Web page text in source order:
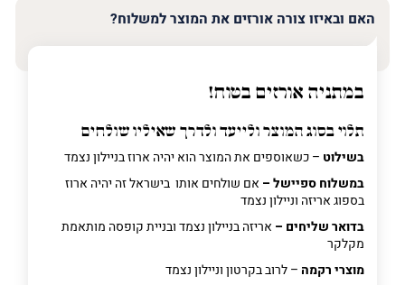
האם ובאיזו צורה אורזים את המוצר למשלוח?
במתניה אורזים בטוח!
תלוי בסוג המוצר ולייעד ולדרך שאיליו שולחים
בשילוט – כשאוספים את המוצר הוא יהיה ארוז בניילון נצמד
במשלוח ספיישל – אם שולחים אותו בישראל זה יהיה ארוז
בספוג אריזה וניילון נצמד
בדואר שליחים – אריזה בניילון נצמד ובניית קופסה מותאמת
מקלקר
מוצרי רקמה – לרוב בקרטון וניילון נצמד